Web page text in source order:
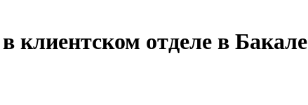
клиентском отделе в Бакале